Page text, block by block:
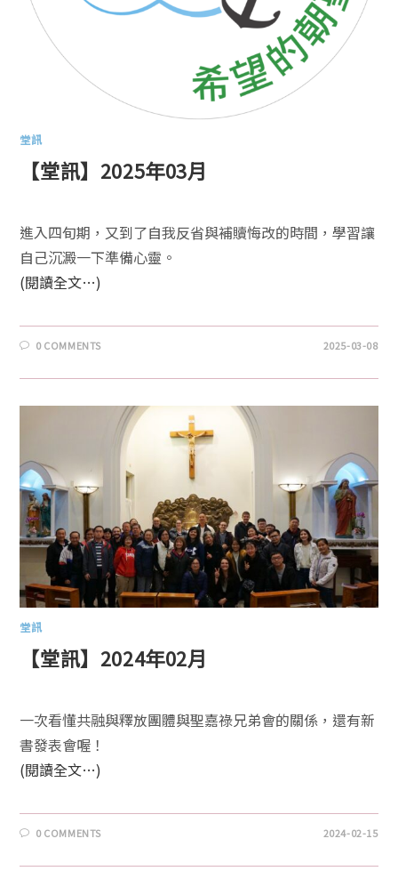
堂訊
【堂訊】2025年03月
進入四旬期，又到了自我反省與補贖悔改的時間，學習讓
自己沉澱一下準備心靈。
(閱讀全文…)
0 COMMENTS 2025-03-08
堂訊
【堂訊】2024年02月
一次看懂共融與釋放團體與聖嘉祿兄弟會的關係，還有新
書發表會喔！
(閱讀全文…)
0 COMMENTS 2024-02-15